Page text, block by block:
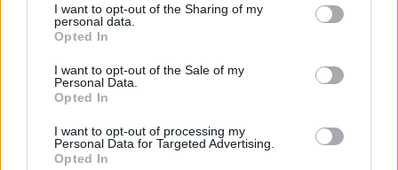
not limited to your visit or usage behaviour. You may click to
grant or deny consent to Google and its third-party tags to
use your data for below specified purposes in below Google
consent section.
I want to opt-out of the Sharing of my
personal data.
Opted In
I want to opt-out of the Sale of my
Personal Data.
Opted In
I want to opt-out of processing my
Personal Data for Targeted Advertising.
Opted In